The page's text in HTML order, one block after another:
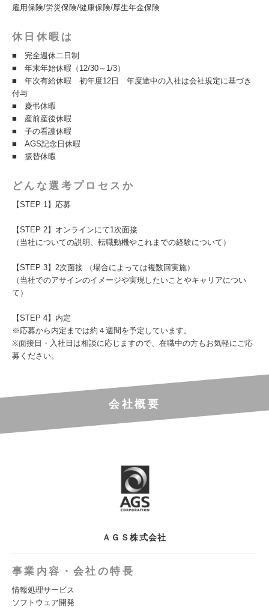
雇用保険/労災保険/健康保険/厚生年金保険
休日休暇は
■ 完全週休二日制
■ 年末年始休暇（12/30～1/3）
■ 年次有給休暇 初年度12日 年度途中の入社は会社規定に基づき
付与
■ 慶弔休暇
■ 産前産後休暇
■ 子の看護休暇
■ AGS記念日休暇
■ 振替休暇
どんな選考プロセスか
【STEP 1】応募
【STEP 2】オンラインにて1次面接
（当社についての説明、転職動機やこれまでの経験について）
【STEP 3】2次面接 （場合によっては複数回実施）
（当社でのアサインのイメージや実現したいことやキャリアについ
て）
【STEP 4】内定
※応募から内定までは約４週間を予定しています。
※面接日・入社日は相談に応じますので、在職中の方もお気軽にご応
募ください。
会社概要
ＡＧＳ株式会社
事業内容・会社の特長
情報処理サービス
ソフトウェア開発